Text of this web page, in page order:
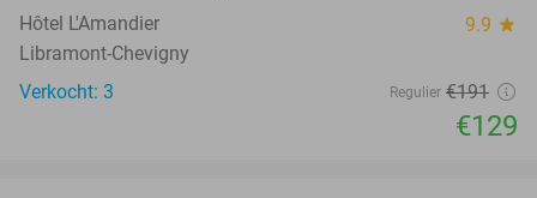
Hôtel L'Amandier 9.9 star
Libramont-Chevigny
Verkocht: 3
Regulier €191
€129